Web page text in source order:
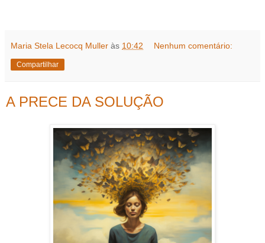
Maria Stela Lecocq Muller às 10:42 Nenhum comentário:
Compartilhar
A PRECE DA SOLUÇÃO